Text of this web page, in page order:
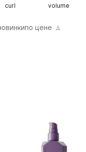
curl volume
по цене